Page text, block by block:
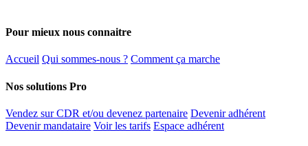
Pour mieux nous connaitre
Accueil Qui sommes-nous ? Comment ça marche
Nos solutions Pro
Vendez sur CDR et/ou devenez partenaire Devenir adhérent
Devenir mandataire Voir les tarifs Espace adhérent